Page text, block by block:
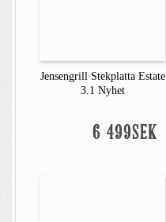
Jensengrill Stekplatta Estate
3.1 Nyhet
6 499SEK